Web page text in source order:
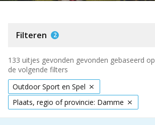
Filteren 2
133 uitjes gevonden gevonden gebaseerd op
de volgende filters
Outdoor Sport en Spel
Plaats, regio of provincie: Damme